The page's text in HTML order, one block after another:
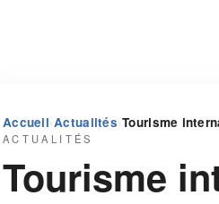
Accueil›Actualités›Tourisme
ACTUALITÉS
Tourisme